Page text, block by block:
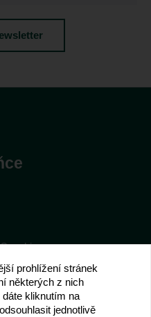
prohlížení stránek
některých z nich
kliknutím na
jednotlivě